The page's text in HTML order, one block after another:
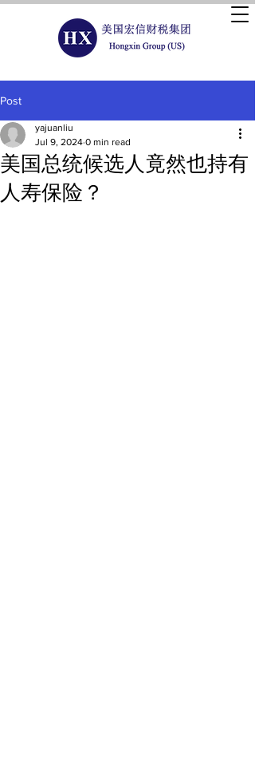
Post
美国总统候选人竟然也持有
人寿保险？
yajuanliu
Jul 9, 2024 0 min read